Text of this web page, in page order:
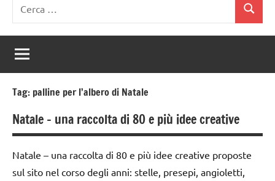
per:
Cerca
Tag: palline per l’albero di Natale
Natale – una raccolta di 80 e più idee creative
Natale – una raccolta di 80 e più idee creative proposte
sul sito nel corso degli anni: stelle, presepi, angioletti,